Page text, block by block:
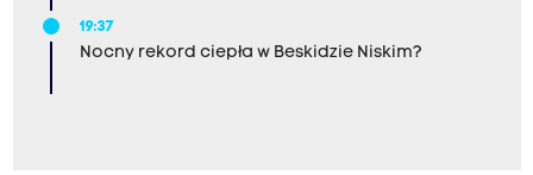
19:37
Nocny rekord ciepła w Beskidzie Niskim?